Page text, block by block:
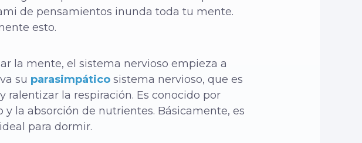
de pensamientos inunda toda tu mente.
esto.
la mente, el sistema nervioso empieza a
su parasimpático sistema nervioso, que es
la respiración. Es conocido por
y la absorción de nutrientes. Básicamente, es
para dormir.